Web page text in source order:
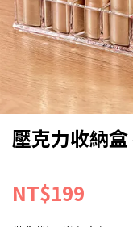
壓克力收納
NT$199